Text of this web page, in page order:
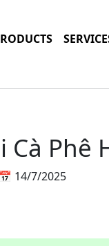
Cà Phê
📅 14/7/2025